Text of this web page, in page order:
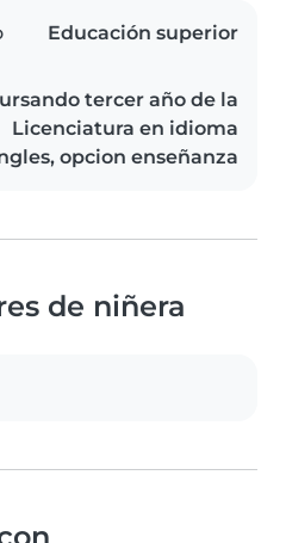
Educación superior
tercer año de la
Licenciatura en idioma
opcion enseñanza
de niñera